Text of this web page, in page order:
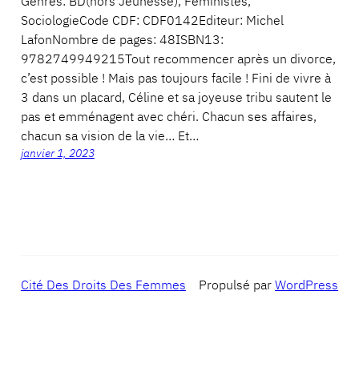
SociologieCode CDF: CDF0142Editeur: Michel
LafonNombre de pages: 48ISBN13:
9782749949215Tout recommencer après un divorce,
c’est possible ! Mais pas toujours facile ! Fini de vivre à
3 dans un placard, Céline et sa joyeuse tribu sautent le
pas et emménagent avec chéri. Chacun ses affaires,
chacun sa vision de la vie… Et…
janvier 1, 2023
Cité Des Droits Des Femmes Propulsé parWordPress